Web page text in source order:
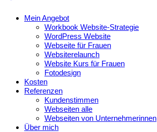
Mein Angebot
Workbook Website-Strategie
WordPress Website
Webseite für Frauen
Websiterelaunch
Website Kurs für Frauen
Fotodesign
Kosten
Referenzen
Kundenstimmen
Webseiten alle
Webseiten von Unternehmerinnen
Über mich